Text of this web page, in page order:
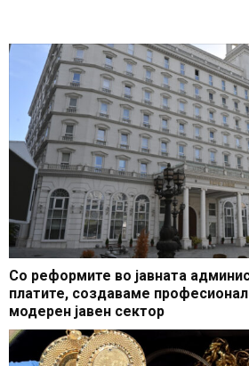
Со реформите во јавната
платите, создаваме
модерен јавен сектор